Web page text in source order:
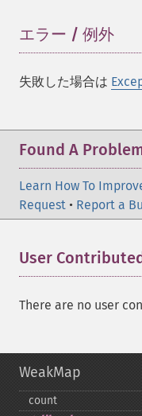
エラー / 例外
失敗した場合は
Found A
Learn How To
Request • Report a
User
There are no user
WeakMap
count